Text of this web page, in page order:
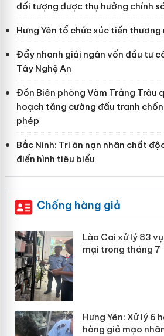
đối tượng được thụ hưởng chính
Hưng Yên tổ chức xúc tiến
Đẩy nhanh giải ngân vốn đầu tư
Tây Nghệ An
Đồn Biên phòng Vàm Trảng Trâu
hoạch tăng cường đấu tranh
phép
Bắc Ninh: Tri ân nạn nhân chất
điển hình tiêu biểu
Chống hàng giả
Lào Cai xử lý 83
mại trong tháng 7
Hưng Yên: Xử lý 6
hàng giả mạo